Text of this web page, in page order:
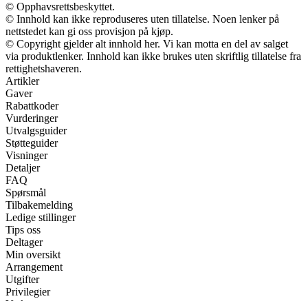
© Opphavsrettsbeskyttet.
© Innhold kan ikke reproduseres uten tillatelse. Noen lenker på
nettstedet kan gi oss provisjon på kjøp.
© Copyright gjelder alt innhold her. Vi kan motta en del av salget
via produktlenker. Innhold kan ikke brukes uten skriftlig tillatelse fra
rettighetshaveren.
Artikler
Gaver
Rabattkoder
Vurderinger
Utvalgsguider
Støtteguider
Visninger
Detaljer
FAQ
Spørsmål
Tilbakemelding
Ledige stillinger
Tips oss
Deltager
Min oversikt
Arrangement
Utgifter
Privilegier